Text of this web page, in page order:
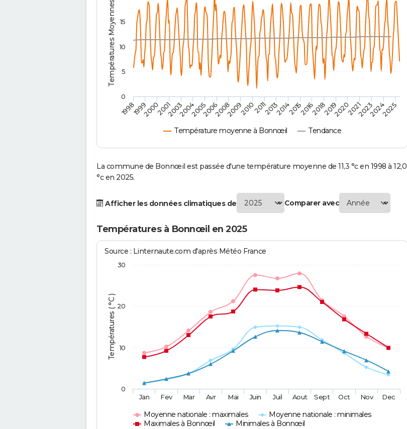
Températures Moyennes ( °C )
Température moyenne à Bonnœil Tendance
1998 2014
199920002001200320042005200620082009201020112013 201520162018201920202021202320242025
0
5
10
15
La commune de Bonnœil est passée d'une température moyenne de 11,3 °c en 1998 à 12,0
°c en 2025.
Afficher les données climatiques de Comparer avec
Températures à Bonnœil en 2025
Températures ( °C )
Source : Linternaute.com d'après Météo France
Moyenne nationale : maximales
Moyenne nationale : minimales
Maximales à Bonnœil
Minimales à Bonnœil
Jan Fev Mar Avr Mai Juin Juil Aout Sept Oct Nov Dec
0
10
20
30